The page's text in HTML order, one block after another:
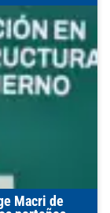
Macri de